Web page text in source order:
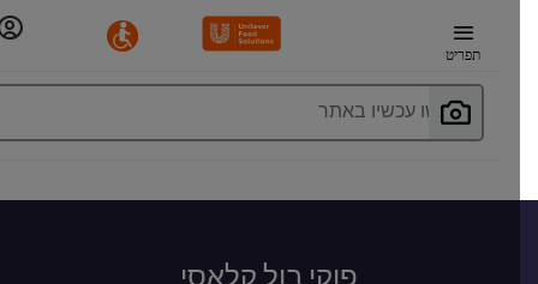
תפריט
חפשו עכשיו באתר
פוקי בול קלאסי